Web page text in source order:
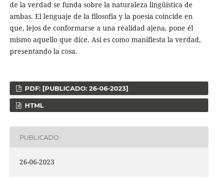
de la verdad se funda sobre la naturaleza lingüística de
ambas. El lenguaje de la filosofía y la poesía coincide en
que, lejos de conformarse a una realidad ajena, pone él
mismo aquello que dice. Así es como manifiesta la verdad,
presentando la cosa.
PDF: [PUBLICADO: 26-06-2023]
HTML
PUBLICADO
26-06-2023